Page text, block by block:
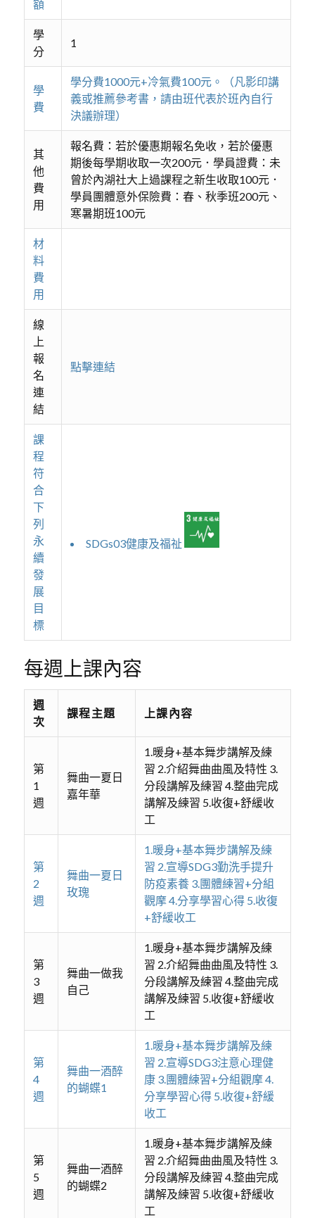
額
學
分
1
學
費
學分費1000元+冷氣費100元。（凡影印講
義或推薦參考書，請由班代表於班內自行
決議辦理）
其
他
費
用
報名費：若於優惠期報名免收，若於優惠
期後每學期收取一次200元．學員證費：未
曾於內湖社大上過課程之新生收取100元．
學員團體意外保險費：春、秋季班200元、
寒暑期班100元
材
料
費
用
線
上
報
名
連
結
點擊連結
課
程
符
合
下
列
永
續
發
展
目
標
SDGs03健康及福祉
每週上課內容
週
次
課程主題 上課內容
第
1
週
舞曲一夏日
嘉年華
1.暖身+基本舞步講解及練
習 2.介紹舞曲曲風及特性 3.
分段講解及練習 4.整曲完成
講解及練習 5.收復+舒緩收
工
第
2
週
舞曲一夏日
玫瑰
1.暖身+基本舞步講解及練
習 2.宣導SDG3勤洗手提升
防疫素養 3.團體練習+分組
觀摩 4.分享學習心得 5.收復
+舒緩收工
第
3
週
舞曲一做我
自己
1.暖身+基本舞步講解及練
習 2.介紹舞曲曲風及特性 3.
分段講解及練習 4.整曲完成
講解及練習 5.收復+舒緩收
工
第
4
週
舞曲一酒醉
的蝴蝶1
1.暖身+基本舞步講解及練
習 2.宣導SDG3注意心理健
康 3.團體練習+分組觀摩 4.
分享學習心得 5.收復+舒緩
收工
第
5
週
舞曲一酒醉
的蝴蝶2
1.暖身+基本舞步講解及練
習 2.介紹舞曲曲風及特性 3.
分段講解及練習 4.整曲完成
講解及練習 5.收復+舒緩收
工